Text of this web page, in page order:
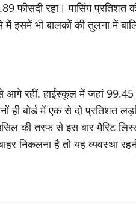
रहा। पासिंग प्रतिशत
इसमें भी बालकों की तुलना में
आगे रहीं. हाईस्कूल में जहां 99.45
बोर्ड में एक से दो प्रतिशत
की तरफ से इस बार मैरिट
निकलना है तो यह व्यवस्था